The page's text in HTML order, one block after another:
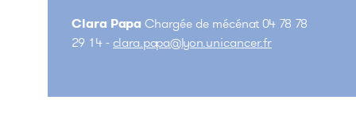
Clara Papa Chargée de mécénat 04 78 78
29 14 -clara.papa@lyon.unicancer.fr